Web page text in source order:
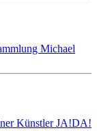
Michael
Künstler JA!DA!